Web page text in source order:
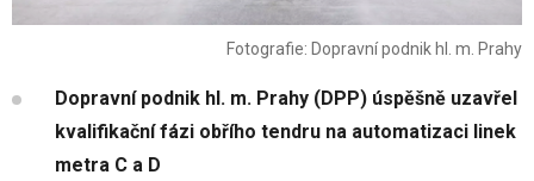
Fotografie: Dopravní podnik hl. m. Prahy
Dopravní podnik hl. m. Prahy (DPP) úspěšně uzavřel
kvalifikační fázi obřího tendru na automatizaci linek
metra C a D